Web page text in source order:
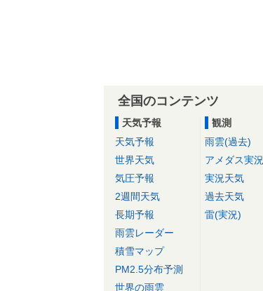
全国のコンテンツ
天気予報
天気予報
世界天気
気圧予報
2週間天気
長期予報
雨雲レーダー
積雪マップ
PM2.5分布予測
世界の雨雲
観測
雨雲(過去)
アメダス実況
実況天気
過去天気
雷(実況)